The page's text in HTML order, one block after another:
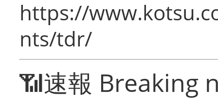
https://
nts/tdr/
📶速報 Breaking